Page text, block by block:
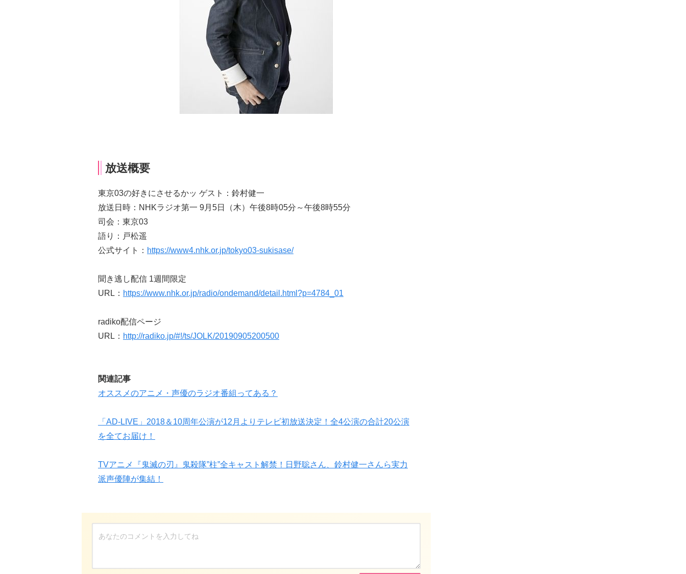
放送概要
東京03の好きにさせるかッ ゲスト：鈴村健一
放送日時：NHKラジオ第一 9月5日（木）午後8時05分～午後8時55分
司会：東京03
語り：戸松遥
公式サイト： https://www4.nhk.or.jp/tokyo03-sukisase/
聞き逃し配信 1週間限定
URL： https://www.nhk.or.jp/radio/ondemand/detail.html?p=4784_01
radiko配信ページ
URL： http://radiko.jp/#!/ts/JOLK/20190905200500
関連記事
オススメのアニメ・声優のラジオ番組ってある？
「AD-LIVE」2018＆10周年公演が12月よりテレビ初放送決定！全4公演の合計20公演
を全てお届け！
TVアニメ『鬼滅の刃』鬼殺隊”柱”全キャスト解禁！日野聡さん、鈴村健一さんら実力
派声優陣が集結！